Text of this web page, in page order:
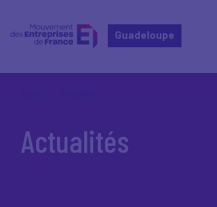
Guadeloupe
Actualités